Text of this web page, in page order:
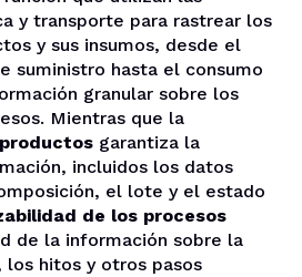
y transporte para rastrear los
y sus insumos, desde el
suministro hasta el consumo
granular sobre los
Mientras que la
garantiza la
incluidos los datos
el lote y el estado
de los procesos
de la información sobre la
los hitos y otros pasos